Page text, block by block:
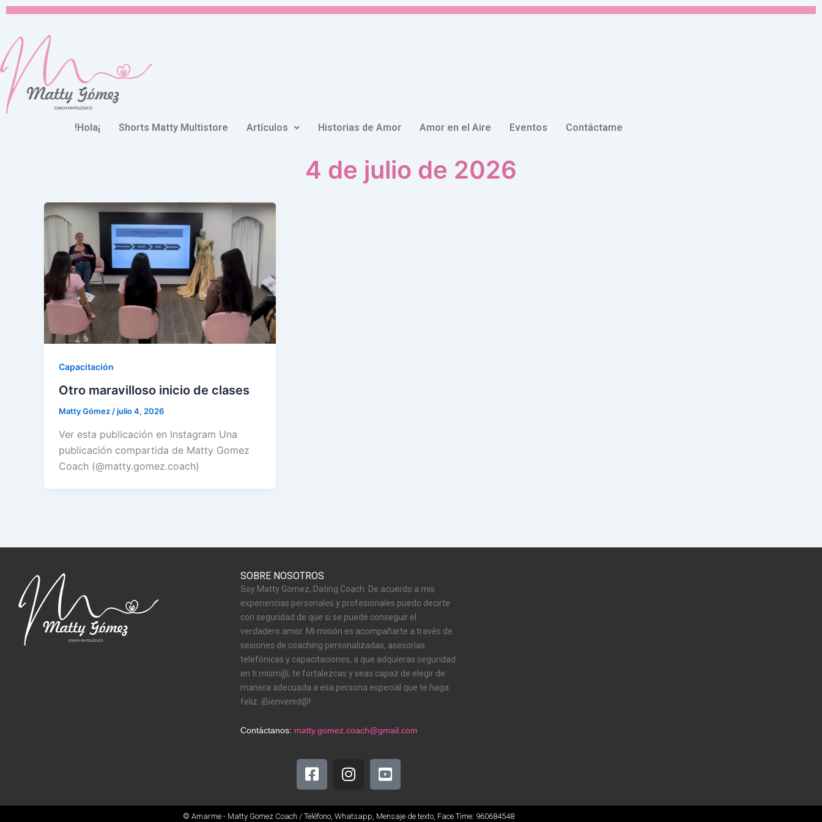
contenido
!Hola¡ Shorts Matty Multistore Artículos Historias de Amor Amor en el Aire Eventos Contáctame
4 de julio de 2026
Capacitación
Otro maravilloso inicio de clases
Matty Gómez /julio 4, 2026
Ver esta publicación en Instagram Una
publicación compartida de Matty Gomez
Coach (@matty.gomez.coach)
SOBRE NOSOTROS
Soy Matty Gomez, Dating Coach. De acuerdo a mis
experiencias personales y profesionales puedo decirte
con seguridad de que si se puede conseguir el
verdadero amor. Mi misión es acompañarte a través de
sesiones de coaching personalizadas, asesorías
telefónicas y capacitaciones, a que adquieras seguridad
en ti mism@, te fortalezcas y seas capaz de elegir de
manera adecuada a esa persona especial que te haga
feliz. ¡Bienvenid@!
Contáctanos: matty.gomez.coach@gmail.com
F
a
e
I
n
t
Y
o
t
© Amarme - Matty Gomez Coach / Teléfono, Whatsapp, Mensaje de texto, Face Time: 960684548